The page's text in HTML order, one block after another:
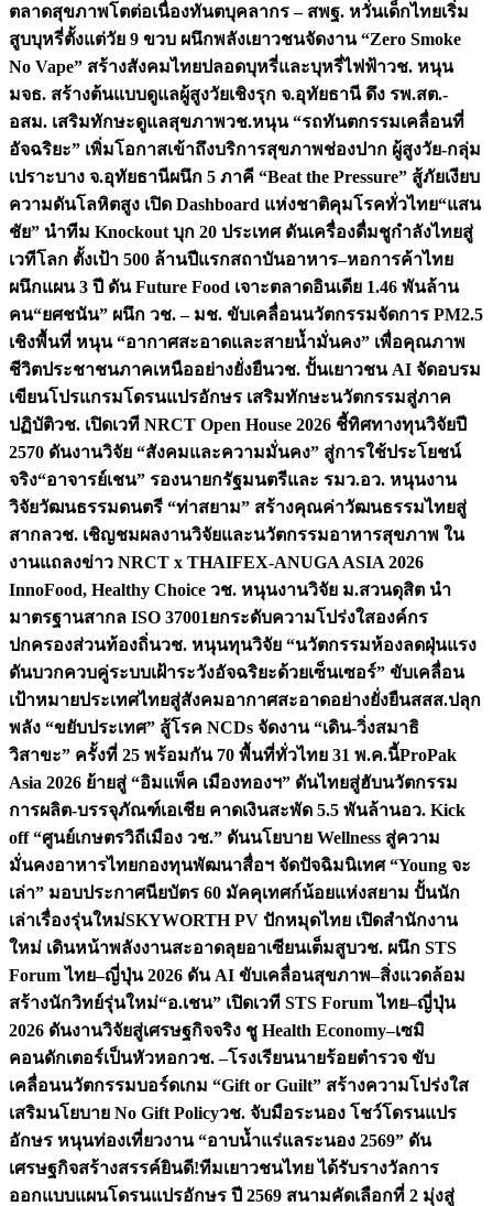
ตลาดสุขภาพโตต่อเนื่องทันตบุคลากร – สพฐ. หวั่นเด็กไทยเริ่ม
สูบบุหรี่ตั้งแต่วัย 9 ขวบ ผนึกพลังเยาวชนจัดงาน “Zero Smoke
No Vape” สร้างสังคมไทยปลอดบุหรี่และบุหรี่ไฟฟ้าวช. หนุน
มจธ. สร้างต้นแบบดูแลผู้สูงวัยเชิงรุก จ.อุทัยธานี ดึง รพ.สต.-
อสม. เสริมทักษะดูแลสุขภาพวช.หนุน “รถทันตกรรมเคลื่อนที่
อัจฉริยะ” เพิ่มโอกาสเข้าถึงบริการสุขภาพช่องปาก ผู้สูงวัย-กลุ่ม
เปราะบาง จ.อุทัยธานีผนึก 5 ภาคี “Beat the Pressure” สู้ภัยเงียบ
ความดันโลหิตสูง เปิด Dashboard แห่งชาติคุมโรคทั่วไทย“แสน
ชัย” นำทีม Knockout บุก 20 ประเทศ ดันเครื่องดื่มชูกำลังไทยสู่
เวทีโลก ตั้งเป้า 500 ล้านปีแรกสถาบันอาหาร–หอการค้าไทย
ผนึกแผน 3 ปี ดัน Future Food เจาะตลาดอินเดีย 1.46 พันล้าน
คน“ยศชนัน” ผนึก วช. – มช. ขับเคลื่อนนวัตกรรมจัดการ PM2.5
เชิงพื้นที่ หนุน “อากาศสะอาดและสายน้ำมั่นคง” เพื่อคุณภาพ
ชีวิตประชาชนภาคเหนืออย่างยั่งยืนวช. ปั้นเยาวชน AI จัดอบรม
เขียนโปรแกรมโดรนแปรอักษร เสริมทักษะนวัตกรรมสู่ภาค
ปฏิบัติวช. เปิดเวที NRCT Open House 2026 ชี้ทิศทางทุนวิจัยปี
2570 ดันงานวิจัย “สังคมและความมั่นคง” สู่การใช้ประโยชน์
จริง“อาจารย์เชน” รองนายกรัฐมนตรีและ รมว.อว. หนุนงาน
วิจัยวัฒนธรรมดนตรี “ท่าสยาม” สร้างคุณค่าวัฒนธรรมไทยสู่
สากลวช. เชิญชมผลงานวิจัยและนวัตกรรมอาหารสุขภาพ ใน
งานแถลงข่าว NRCT x THAIFEX-ANUGA ASIA 2026
InnoFood, Healthy Choice วช. หนุนงานวิจัย ม.สวนดุสิต นำ
มาตรฐานสากล ISO 37001ยกระดับความโปร่งใสองค์กร
ปกครองส่วนท้องถิ่นวช. หนุนทุนวิจัย “นวัตกรรมห้องลดฝุ่นแรง
ดันบวกควบคู่ระบบเฝ้าระวังอัจฉริยะด้วยเซ็นเซอร์” ขับเคลื่อน
เป้าหมายประเทศไทยสู่สังคมอากาศสะอาดอย่างยั่งยืนสสส.ปลุก
พลัง “ขยับประเทศ” สู้โรค NCDs จัดงาน “เดิน-วิ่งสมาธิ
วิสาขะ” ครั้งที่ 25 พร้อมกัน 70 พื้นที่ทั่วไทย 31 พ.ค.นี้ProPak
Asia 2026 ย้ายสู่ “อิมแพ็ค เมืองทองฯ” ดันไทยสู่ฮับนวัตกรรม
การผลิต-บรรจุภัณฑ์เอเชีย คาดเงินสะพัด 5.5 พันล้านอว. Kick
off “ศูนย์เกษตรวิถีเมือง วช.” ดันนโยบาย Wellness สู่ความ
มั่นคงอาหารไทยกองทุนพัฒนาสื่อฯ จัดปัจฉิมนิเทศ “Young จะ
เล่า” มอบประกาศนียบัตร 60 มัคคุเทศก์น้อยแห่งสยาม ปั้นนัก
เล่าเรื่องรุ่นใหม่SKYWORTH PV ปักหมุดไทย เปิดสำนักงาน
ใหม่ เดินหน้าพลังงานสะอาดลุยอาเซียนเต็มสูบวช. ผนึก STS
Forum ไทย–ญี่ปุ่น 2026 ดัน AI ขับเคลื่อนสุขภาพ–สิ่งแวดล้อม
สร้างนักวิทย์รุ่นใหม่“อ.เชน” เปิดเวที STS Forum ไทย–ญี่ปุ่น
2026 ดันงานวิจัยสู่เศรษฐกิจจริง ชู Health Economy–เซมิ
คอนดักเตอร์เป็นหัวหอกวช. –โรงเรียนนายร้อยตำรวจ ขับ
เคลื่อนนวัตกรรมบอร์ดเกม “Gift or Guilt” สร้างความโปร่งใส
เสริมนโยบาย No Gift Policyวช. จับมือระนอง โชว์โดรนแปร
อักษร หนุนท่องเที่ยวงาน “อาบน้ำแร่แลระนอง 2569” ดัน
เศรษฐกิจสร้างสรรค์ยินดี!ทีมเยาวชนไทย ได้รับรางวัลการ
ออกแบบแผนโดรนแปรอักษร ปี 2569 สนามคัดเลือกที่ 2 มุ่งสู่